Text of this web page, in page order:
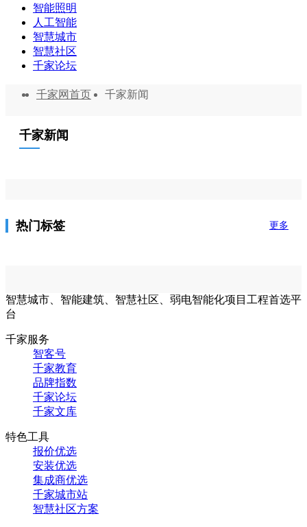
智能照明
人工智能
智慧城市
智慧社区
千家论坛
千家网首页 千家新闻
千家新闻
热门标签 更多
智慧城市、智能建筑、智慧社区、弱电智能化项目工程首选平
台
千家服务
智客号
千家教育
品牌指数
千家论坛
千家文库
特色工具
报价优选
安装优选
集成商优选
千家城市站
智慧社区方案